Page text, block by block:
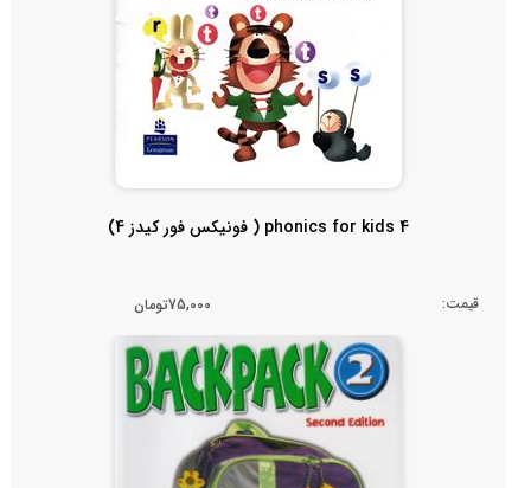
phonics for kids 4 ( فونیکس فور کیدز 4)
قیمت: 75,000تومان